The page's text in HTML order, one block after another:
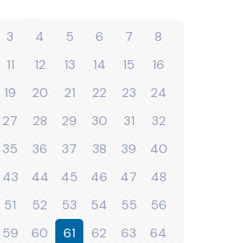
3 4 5 6 7
8
11 12 13 14 15
16
19 20 21 22 23
24
27 28 29 30 31
32
35 36 37 38 39
40
43 44 45 46 47
48
51 52 53 54 55
56
59 60 61 62 63
64